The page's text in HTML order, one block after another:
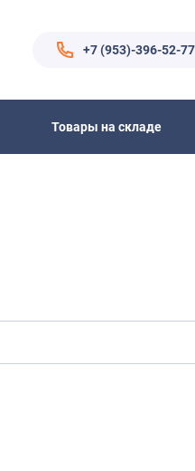
+7 (953)-396-52-77
Товары на складе